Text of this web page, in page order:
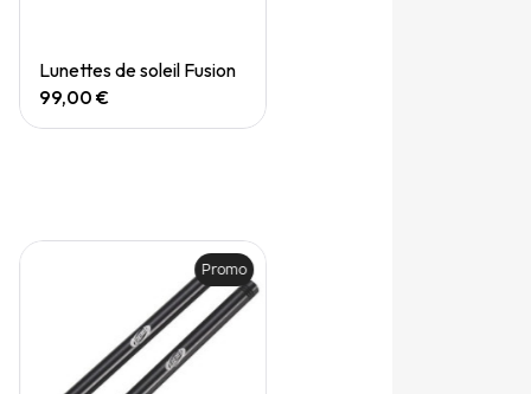
Quick View
Lunettes de soleil Fusion
99,00 €
Promo